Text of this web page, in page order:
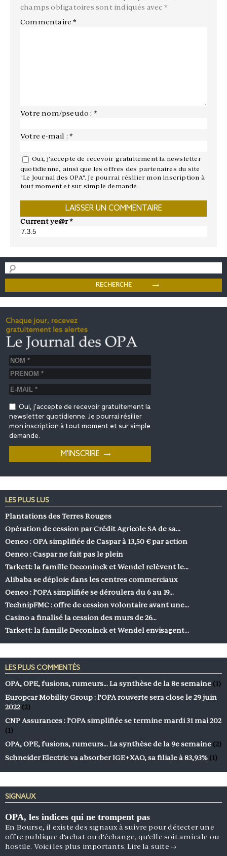
champs obligatoires sont indiqués avec *
Commentaire*
Votre nom/pseudo : *
Votre e-mail : *
Oui, j'accepte de recevoir gratuitement la newsletter
quotidienne, ainsi que les offres des partenaires du site
"Le Journal des OPA". Je pourrai résilier mon inscription à
tout moment et sur simple demande.
Current ye@r*
Oui, j'accepte de recevoir gratuitement la
newsletter quotidienne. Je pourrai résilier
mon inscription à tout moment et sur simple
demande.
LES PLUS LUS
Plantations des Terres Rouges
Opération de cession par Crédit Agricole SA de sa…
Oeneo : OPA simplifiée de Caspar à 13,50 € par action
Oeneo : Caspar ne fait pas le plein
Tarkett: la famille Deconinck et Wendel relèvent le…
Alibaba se déploie dans les centres commerciaux
Oeneo : l’OPA simplifiée se déroulera du 6 au 19…
TechnipFMC : offre de cession volontaire avant une…
Casino a finalisé la cession des murs de 26…
Tarkett: la famille Deconinck et Wendel envisagent…
LES PLUS COMMENTÉS
OPA, OPE, fusions, rumeurs… La synthèse de la 8e semaine (1)
Europcar Mobility Group : l’OPA rouverte sera close le 29 juin
2022 (2)
CNP Assurances : l’OPA simplifiée se termine mardi 31 mai 202
(1)
OPA, OPE, fusions, rumeurs… La synthèse de la 9e semaine (2)
Schneider Electric va absorber IGE+XAO, sa filiale à 83,93% (1)
SIGNAUX
OPA, les indices qui ne trompent pas
En Bourse, il existe des signaux à suivre pour détecter une
offre publique d’achat ou d’échange, qu’elle soit amicale ou
hostile. Voici les plus importants.Lire la suite →